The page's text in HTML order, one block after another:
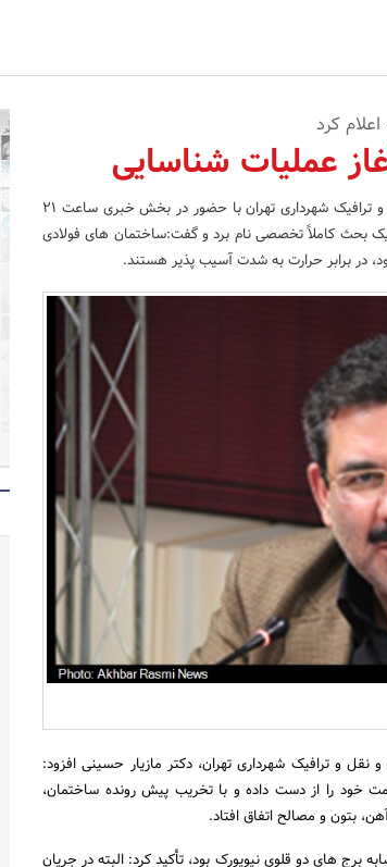
کرد
عملیات شناسایی
معاون حمل و نقل و ترافیک شهرداری تهران با حضور در بخش خبری ساعت 21
بحث کاملاً تخصصی نام برد و گفت:ساختمان های فولادی
در برابر حرارت به شدت آسیب پذیر هستند.
و ترافیک شهرداری تهران، دکتر مازیار حسینی افزود:
خود را از دست داده و با تخریب پیش رونده ساختمان،
بتون و مصالح اتفاق افتاد.
برج های دو قلوی نیویورک بود، تأکید کرد: البته در جریان